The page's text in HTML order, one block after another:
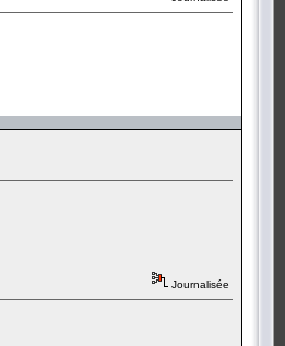
Journalisée